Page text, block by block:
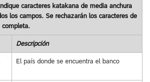
caracteres katakana de media anchura
los campos. Se rechazarán los caracteres de
completa.
Descripción
El país donde se encuentra el banco